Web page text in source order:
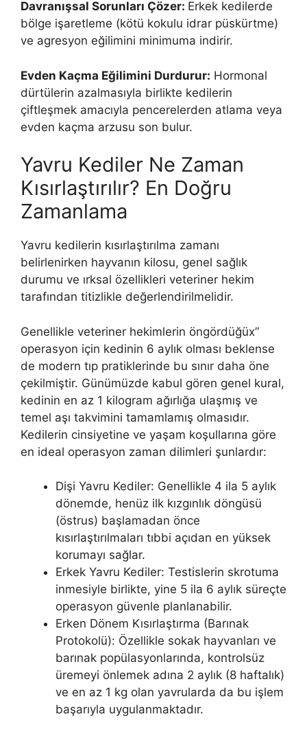
Davranışsal Sorunları Çözer: Erkek kedilerde
bölge işaretleme (kötü kokulu idrar püskürtme)
ve agresyon eğilimini minimuma indirir.
Evden Kaçma Eğilimini Durdurur: Hormonal
dürtülerin azalmasıyla birlikte kedilerin
çiftleşmek amacıyla pencerelerden atlama veya
evden kaçma arzusu son bulur.
Yavru Kediler Ne Zaman
Kısırlaştırılır? En Doğru
Zamanlama
Yavru kedilerin kısırlaştırılma zamanı
belirlenirken hayvanın kilosu, genel sağlık
durumu ve ırksal özellikleri veteriner hekim
tarafından titizlikle değerlendirilmelidir.
Genellikle veteriner hekimlerin öngördüğüx”
operasyon için kedinin 6 aylık olması beklense
de modern tıp pratiklerinde bu sınır daha öne
çekilmiştir. Günümüzde kabul gören genel kural,
kedinin en az 1 kilogram ağırlığa ulaşmış ve
temel aşı takvimini tamamlamış olmasıdır.
Kedilerin cinsiyetine ve yaşam koşullarına göre
en ideal operasyon zaman dilimleri şunlardır:
Dişi Yavru Kediler: Genellikle 4 ila 5 aylık
dönemde, henüz ilk kızgınlık döngüsü
(östrus) başlamadan önce
kısırlaştırılmaları tıbbi açıdan en yüksek
korumayı sağlar.
Erkek Yavru Kediler: Testislerin skrotuma
inmesiyle birlikte, yine 5 ila 6 aylık süreçte
operasyon güvenle planlanabilir.
Erken Dönem Kısırlaştırma (Barınak
Protokolü): Özellikle sokak hayvanları ve
barınak popülasyonlarında, kontrolsüz
üremeyi önlemek adına 2 aylık (8 haftalık)
ve en az 1 kg olan yavrularda da bu işlem
başarıyla uygulanmaktadır.